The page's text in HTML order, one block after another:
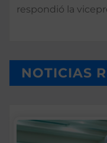
respondió la
NOTICIAS